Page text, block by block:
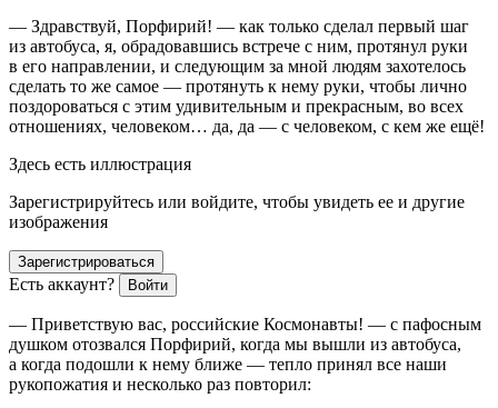
— Здравствуй, Порфирий! — как только сделал первый шаг
из автобуса, я, обрадовавшись встрече с ним, протянул руки
в его направлении, и следующим за мной людям захотелось
сделать то же самое — протянуть к нему руки, чтобы лично
поздороваться с этим удивительным и прекрасным, во всех
отношениях, человеком… да, да — с человеком, с кем же ещё!
Здесь есть иллюстрация
Зарегистрируйтесь или войдите, чтобы увидеть ее и другие
изображения
Зарегистрироваться
Есть аккаунт? Войти
— Приветствую вас, российские Космонавты! — с пафосным
душком отозвался Порфирий, когда мы вышли из автобуса,
а когда подошли к нему ближе — тепло принял все наши
рукопожатия и несколько раз повторил: